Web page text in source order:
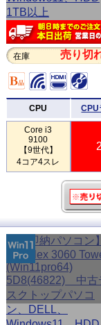
在庫 売り切
CPU CPU
Core i3
9100
【9世代】
4コア4スレ